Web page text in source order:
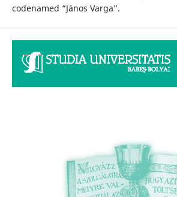
codenamed “János Varga”.